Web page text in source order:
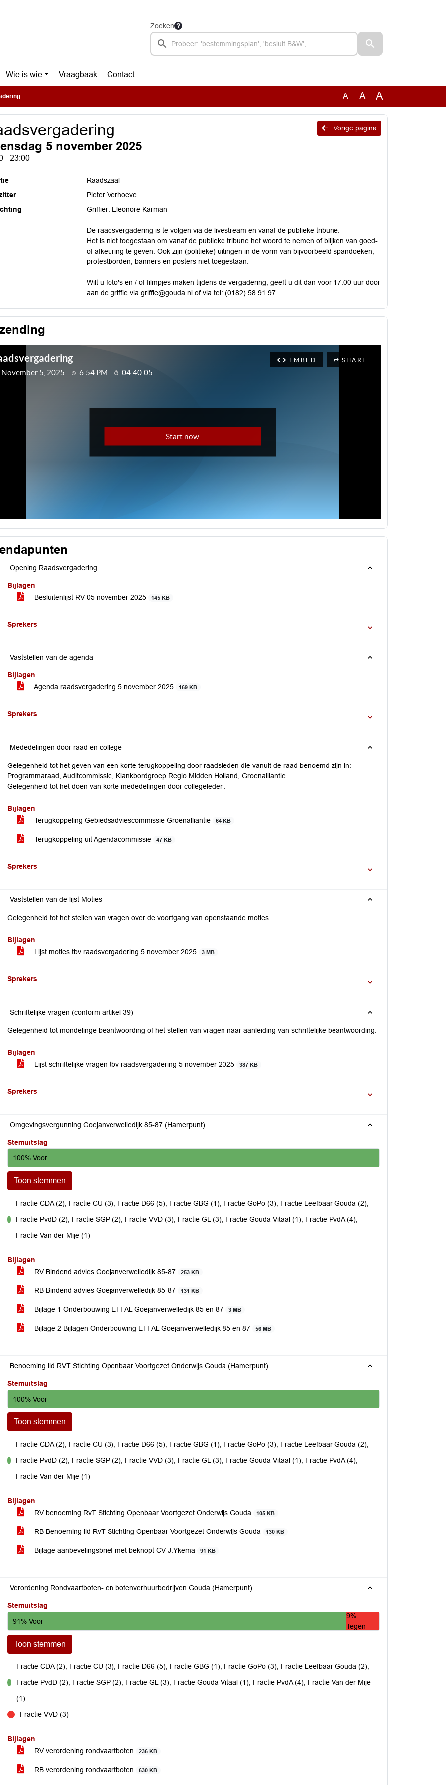
Zoeken
Wie is wie Vraagbaak Contact
A A A
Vorige pagina
5 november 2025
- 23:00
Raadszaal
Pieter Verhoeve
Griffier: Eleonore Karman
De raadsvergadering is te volgen via de livestream en vanaf de publieke tribune.
Het is niet toegestaan om vanaf de publieke tribune het woord te nemen of blijken van goed-
of afkeuring te geven. Ook zijn (politieke) uitingen in de vorm van bijvoorbeeld spandoeken,
protestborden, banners en posters niet toegestaan.
Wilt u foto's en / of filmpjes maken tijdens de vergadering, geeft u dit dan voor 17.00 uur door
aan de griffie viagriffie@gouda.nl of via tel: (0182) 58 91 97.
Opening Raadsvergadering
Bijlagen
Besluitenlijst RV 05 november 2025
145 KB
Sprekers
Vaststellen van de agenda
Bijlagen
Agenda raadsvergadering 5 november 2025
169 KB
Sprekers
Mededelingen door raad en college
Gelegenheid tot het geven van een korte terugkoppeling door raadsleden die vanuit de raad benoemd zijn in:
Programmaraad, Auditcommissie, Klankbordgroep Regio Midden Holland, Groenalliantie.
Gelegenheid tot het doen van korte mededelingen door collegeleden.
Bijlagen
Terugkoppeling Gebiedsadviescommissie Groenalliantie
64 KB
Terugkoppeling uit Agendacommissie 47 KB
Sprekers
Vaststellen van de lijst Moties
Gelegenheid tot het stellen van vragen over de voortgang van openstaande moties.
Bijlagen
Lijst moties tbv raadsvergadering 5 november 2025
3 MB
Sprekers
Schriftelijke vragen (conform artikel 39)
Gelegenheid tot mondelinge beantwoording of het stellen van vragen naar aanleiding van schriftelijke beantwoording.
Bijlagen
Lijst schriftelijke vragen tbv raadsvergadering 5 november 2025
387 KB
Sprekers
Omgevingsvergunning Goejanverwelledijk 85-87 (Hamerpunt)
Stemuitslag
100% Voor
Toon stemmen
Fractie CDA (2), Fractie CU (3), Fractie D66 (5), Fractie GBG (1), Fractie GoPo (3), Fractie Leefbaar Gouda (2),
Fractie PvdD (2), Fractie SGP (2), Fractie VVD (3), Fractie GL (3), Fractie Gouda Vitaal (1), Fractie PvdA (4),
Fractie Van der Mije (1)
Bijlagen
RV Bindend advies Goejanverwelledijk 85-87
253 KB
RB Bindend advies Goejanverwelledijk 85-87 131 KB
Bijlage 1 Onderbouwing ETFAL Goejanverwelledijk 85 en 87 3 MB
Bijlage 2 Bijlagen Onderbouwing ETFAL Goejanverwelledijk 85 en 87 56 MB
Benoeming lid RVT Stichting Openbaar Voortgezet Onderwijs Gouda (Hamerpunt)
Stemuitslag
100% Voor
Toon stemmen
Fractie CDA (2), Fractie CU (3), Fractie D66 (5), Fractie GBG (1), Fractie GoPo (3), Fractie Leefbaar Gouda (2),
Fractie PvdD (2), Fractie SGP (2), Fractie VVD (3), Fractie GL (3), Fractie Gouda Vitaal (1), Fractie PvdA (4),
Fractie Van der Mije (1)
Bijlagen
RV benoeming RvT Stichting Openbaar Voortgezet Onderwijs Gouda
105 KB
RB Benoeming lid RvT Stichting Openbaar Voortgezet Onderwijs Gouda 130 KB
Bijlage aanbevelingsbrief met beknopt CV J.Ykema 91 KB
Verordening Rondvaartboten- en botenverhuurbedrijven Gouda (Hamerpunt)
Stemuitslag
91% Voor
9%
Tegen
Toon stemmen
Fractie CDA (2), Fractie CU (3), Fractie D66 (5), Fractie GBG (1), Fractie GoPo (3), Fractie Leefbaar Gouda (2),
Fractie PvdD (2), Fractie SGP (2), Fractie GL (3), Fractie Gouda Vitaal (1), Fractie PvdA (4), Fractie Van der Mije
(1)
Fractie VVD (3)
Bijlagen
RV verordening rondvaartboten
236 KB
RB verordening rondvaartboten 630 KB